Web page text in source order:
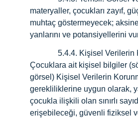
materyaller, çocukları zayıf,
muhtaç göstermeyecek;
yanlarını ve potansiyellerini
Çocuklara ait kişisel bilgiler
görsel) Kişisel Verilerin
gerekliliklerine uygun olarak,
çocukla ilişkili olan sınırlı
erişebileceği, güvenli fiziksel